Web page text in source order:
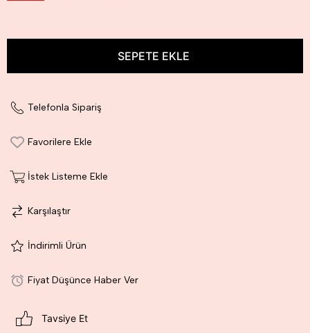
Telefonla Sipariş
Favorilere Ekle
İstek Listeme Ekle
Karşılaştır
İndirimli Ürün
Fiyat Düşünce Haber Ver
Tavsiye Et